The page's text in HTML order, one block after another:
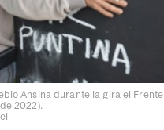
Ansina durante la gira el
2022).